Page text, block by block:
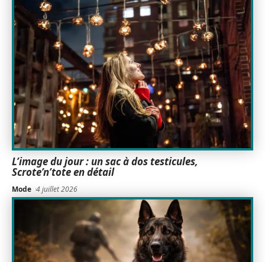
L’image du jour : un sac à dos testicules,
Scrote’n’tote en détail
Mode 4 juillet 2026